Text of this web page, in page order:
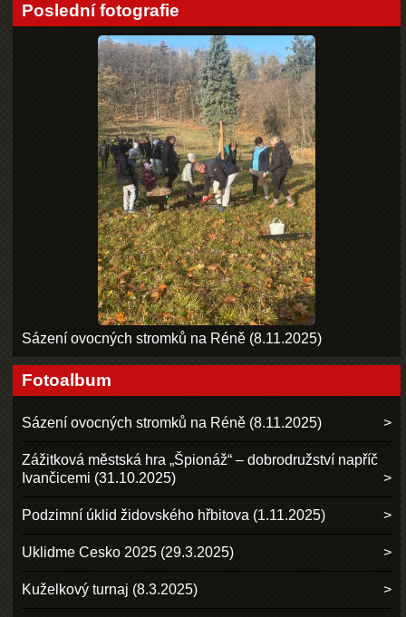
Poslední fotografie
Sázení ovocných stromků na Réně (8.11.2025)
Fotoalbum
Sázení ovocných stromků na Réně (8.11.2025)
Zážitková městská hra „Špionáž“ – dobrodružství napříč
Ivančicemi (31.10.2025)
Podzimní úklid židovského hřbitova (1.11.2025)
Uklidme Cesko 2025 (29.3.2025)
Kuželkový turnaj (8.3.2025)